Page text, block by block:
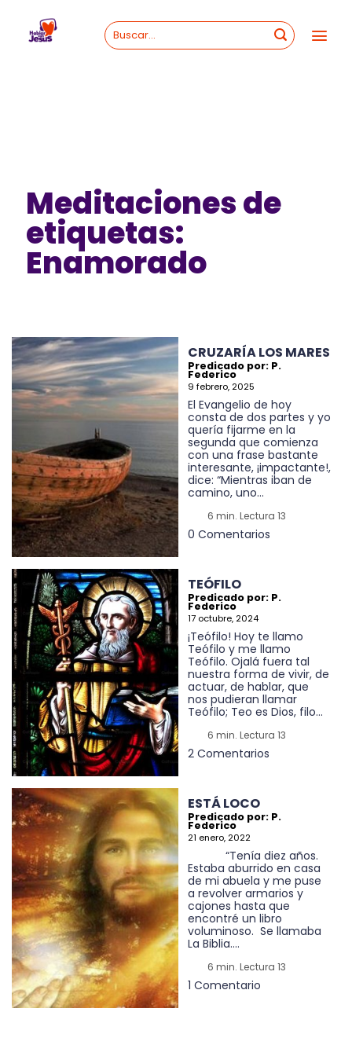
content
Meditaciones de
etiquetas:
Enamorado
CRUZARÍA LOS MARES
Predicado por: P.
Federico
9 febrero, 2025
El Evangelio de hoy
consta de dos partes y yo
quería fijarme en la
segunda que comienza
con una frase bastante
interesante, ¡impactante!,
dice: “Mientras iban de
camino, uno...
6 min. Lectura 13
0 Comentarios
TEÓFILO
Predicado por: P.
Federico
17 octubre, 2024
¡Teófilo! Hoy te llamo
Teófilo y me llamo
Teófilo. Ojalá fuera tal
nuestra forma de vivir, de
actuar, de hablar, que
nos pudieran llamar
Teófilo; Teo es Dios, filo...
6 min. Lectura 13
2 Comentarios
ESTÁ LOCO
Predicado por: P.
Federico
21 enero, 2022
“Tenía diez años.
Estaba aburrido en casa
de mi abuela y me puse
a revolver armarios y
cajones hasta que
encontré un libro
voluminoso. Se llamaba
La Biblia....
6 min. Lectura 13
1 Comentario